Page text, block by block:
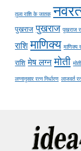
तुला राशि के जातक
पुखराज पुखराज पुखराज
राशि माणिक्य माणिक्य
राशि मेष लग्न मोती
लग्नानुसार रत्न निर्धारण लाजवर्त